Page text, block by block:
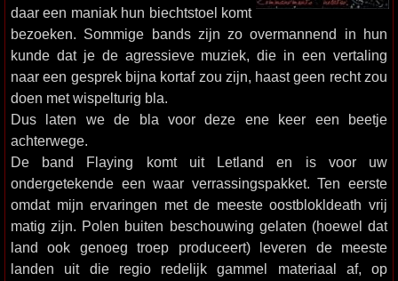
daar een maniak hun biechtstoel komt
bezoeken. Sommige bands zijn zo overmannend in hun
kunde dat je de agressieve muziek, die in een vertaling
naar een gesprek bijna kortaf zou zijn, haast geen recht zou
doen met wispelturig bla.
Dus laten we de bla voor deze ene keer een beetje
achterwege.
De band Flaying komt uit Letland en is voor uw
ondergetekende een waar verrassingspakket. Ten eerste
omdat mijn ervaringen met de meeste oostblokldeath vrij
matig zijn. Polen buiten beschouwing gelaten (hoewel dat
land ook genoeg troep produceert) leveren de meeste
landen uit die regio redelijk gammel materiaal af, op